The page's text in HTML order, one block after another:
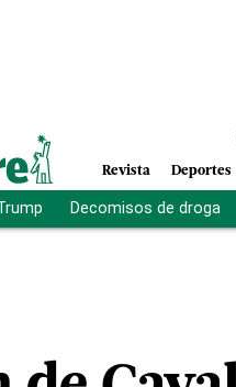
Revista Deportes
Decomisos de droga